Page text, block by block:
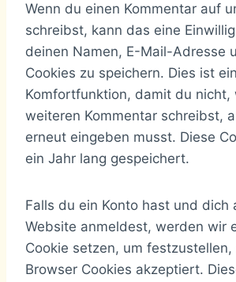
Wenn du einen Kommentar auf
schreibst, kann das eine
deinen Namen, E-Mail-Adresse
Cookies zu speichern. Dies ist
Komfortfunktion, damit du nicht,
weiteren Kommentar schreibst,
erneut eingeben musst. Diese
ein Jahr lang gespeichert.
Falls du ein Konto hast und dich
Website anmeldest, werden wir
Cookie setzen, um
Browser Cookies akzeptiert.